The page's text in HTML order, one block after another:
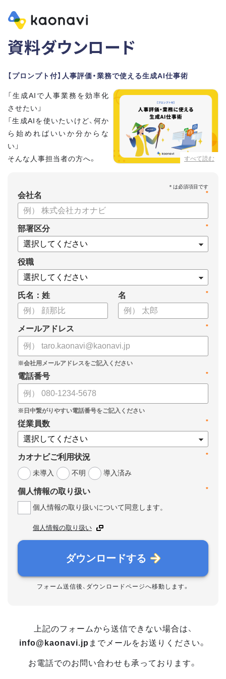
資料ダウンロード
【プロンプト付】人事評価・業務で使える生成AI仕事術
すべて読む
「生成AIで人事業務を効率化
させたい」
「生成AIを使いたいけど、何か
ら始めればいいか分からな
い」
そんな人事担当者の方へ。
本資料では、人事担当者300名の実態調査をもとに現場ですぐ
に役立つ生成AI活用術を紹介しています。
生成AI利用時のポイントや注意事項もまとめているため、これ
から始める方も安心です。評価シートフォーマットの作成や素
案の生成など、コピペで使えるプロンプトも収録！
生成AIを「壁打ち相手」や「作業アシスタント」にして、明日か
らの人事業務を効率化してみませんか？
【資料の内容】
・人事担当者に聞いた「生成AI活用に関する実態調査」
・生成AI利用における注意点やルール
・今日から使えるプロンプト集（人事評価、エンゲージメント業
務）
*
会社名
*
部署区分
役職
氏名：姓 *
名
*
メールアドレス
*
電話番号
*
従業員数
*
カオナビご利用状況
未導入
不明 導入済み
*
個人情報の取り扱い
個人情報の取り扱いについて同意します。
個人情報の取り扱い
ダウンロードする
フォーム送信後、ダウンロードページへ移動します。
上記のフォームから送信できない場合は、
info@kaonavi.jp までメールをお送りください。
お電話でのお問い合わせも承っております。